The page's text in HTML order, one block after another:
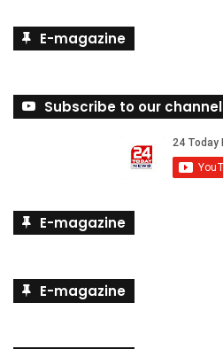
E-magazine
Subscribe to our channel
E-magazine
E-magazine